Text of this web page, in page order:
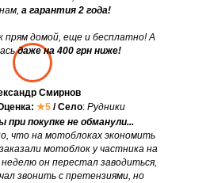
при покупке не обманули...
что на мотоблоках экономить
мотоблок у частника на
он перестал заводиться,
звонить с претензиями, но
Смирнов
★5 / Село: Рудники
а гарантия 2 года!
прям домой, еще и бесплатно! А
даже на 400 грн ниже!